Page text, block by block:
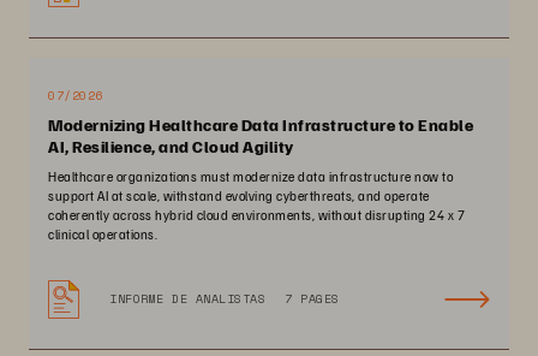
07/2026
Modernizing Healthcare Data Infrastructure to Enable
AI, Resilience, and Cloud Agility
Healthcare organizations must modernize data infrastructure now to
support AI at scale, withstand evolving cyberthreats, and operate
coherently across hybrid cloud environments, without disrupting 24 x 7
clinical operations.
INFORME DE ANALISTAS 7 PAGES